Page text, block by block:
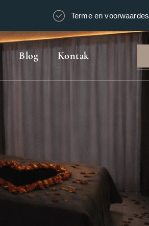
Terme en voorwaardes
Blog Kontak